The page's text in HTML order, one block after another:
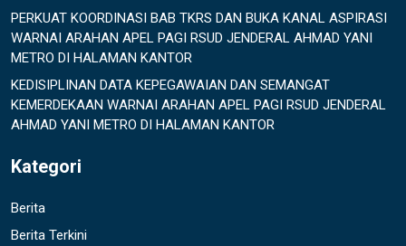
PERKUAT KOORDINASI BAB TKRS DAN BUKA KANAL ASPIRASI
WARNAI ARAHAN APEL PAGI RSUD JENDERAL AHMAD YANI
METRO DI HALAMAN KANTOR
KEDISIPLINAN DATA KEPEGAWAIAN DAN SEMANGAT
KEMERDEKAAN WARNAI ARAHAN APEL PAGI RSUD JENDERAL
AHMAD YANI METRO DI HALAMAN KANTOR
Kategori
Berita
Berita Terkini